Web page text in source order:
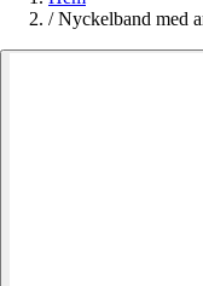
/ Nyckelband med